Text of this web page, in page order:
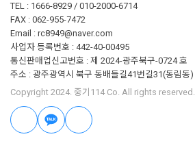
TEL : 1666-8929 / 010-2000-6714
FAX : 062-955-7472
Email : rc8949@naver.com
사업자 등록번호 : 442-40-00495
통신판매업신고번호 : 제 2024-광주북구-0724 호
주소 : 광주광역시 북구 동배들길41번길31(동림동)
Copyright 2024. 중기114 Co. All rights reserved.